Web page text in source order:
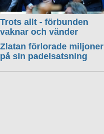
Trots allt - förbunden
vaknar och vänder
Zlatan förlorade miljoner
på sin padelsatsning